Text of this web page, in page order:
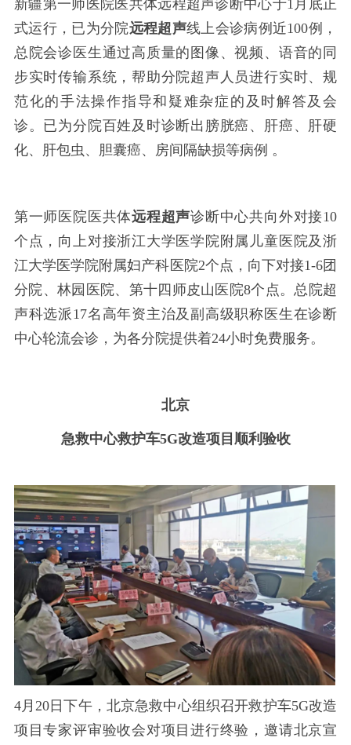
新疆第一师医院医共体远程超声诊断中心于1月底正
式运行，已为分院远程超声线上会诊病例近100例，
总院会诊医生通过高质量的图像、视频、语音的同
步实时传输系统，帮助分院超声人员进行实时、规
范化的手法操作指导和疑难杂症的及时解答及会
诊。已为分院百姓及时诊断出膀胱癌、肝癌、肝硬
化、肝包虫、胆囊癌、房间隔缺损等病例 。
第一师医院医共体远程超声诊断中心共向外对接10
个点，向上对接浙江大学医学院附属儿童医院及浙
江大学医学院附属妇产科医院2个点，向下对接1-6团
分院、林园医院、第十四师皮山医院8个点。总院超
声科选派17名高年资主治及副高级职称医生在诊断
中心轮流会诊，为各分院提供着24小时免费服务。
北京
急救中心救护车5G改造项目顺利验收
4月20日下午，北京急救中心组织召开救护车5G改造
项目专家评审验收会对项目进行终验，邀请北京宣